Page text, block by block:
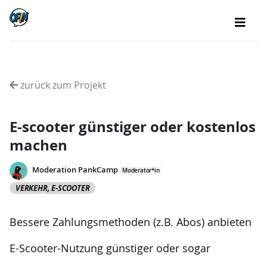
zurück zum Projekt
E-scooter günstiger oder kostenlos
machen
Moderation PankCamp Moderator*in
VERKEHR, E-SCOOTER
Bessere Zahlungsmethoden (z.B. Abos) anbieten
E-Scooter-Nutzung günstiger oder sogar